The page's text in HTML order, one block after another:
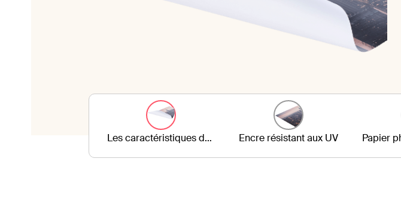
Les caractéristiques des tirages photo Encre résistant aux UV